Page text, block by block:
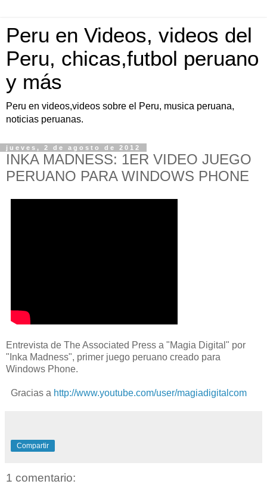
Peru en Videos, videos del
Peru, chicas,futbol peruano
y más
Peru en videos,videos sobre el Peru, musica peruana,
noticias peruanas.
jueves, 2 de agosto de 2012
INKA MADNESS: 1ER VIDEO JUEGO
PERUANO PARA WINDOWS PHONE
Entrevista de The Associated Press a "Magia Digital" por
"Inka Madness", primer juego peruano creado para
Windows Phone.
Gracias a http://www.youtube.com/user/magiadigitalcom
Compartir
1 comentario: